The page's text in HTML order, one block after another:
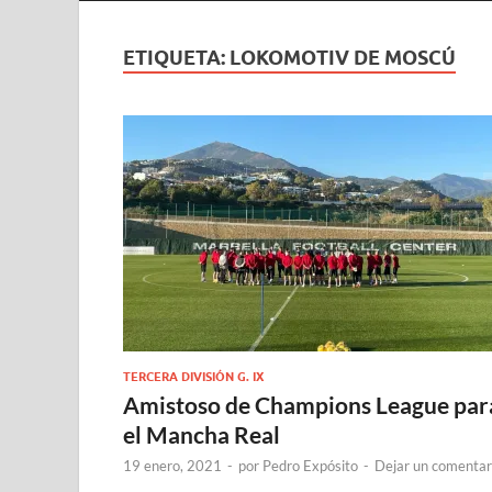
ETIQUETA: LOKOMOTIV DE MOSCÚ
TERCERA DIVISIÓN G. IX
Amistoso de Champions League
el Mancha Real
19 enero, 2021 - por Pedro Expósito - Dejar un